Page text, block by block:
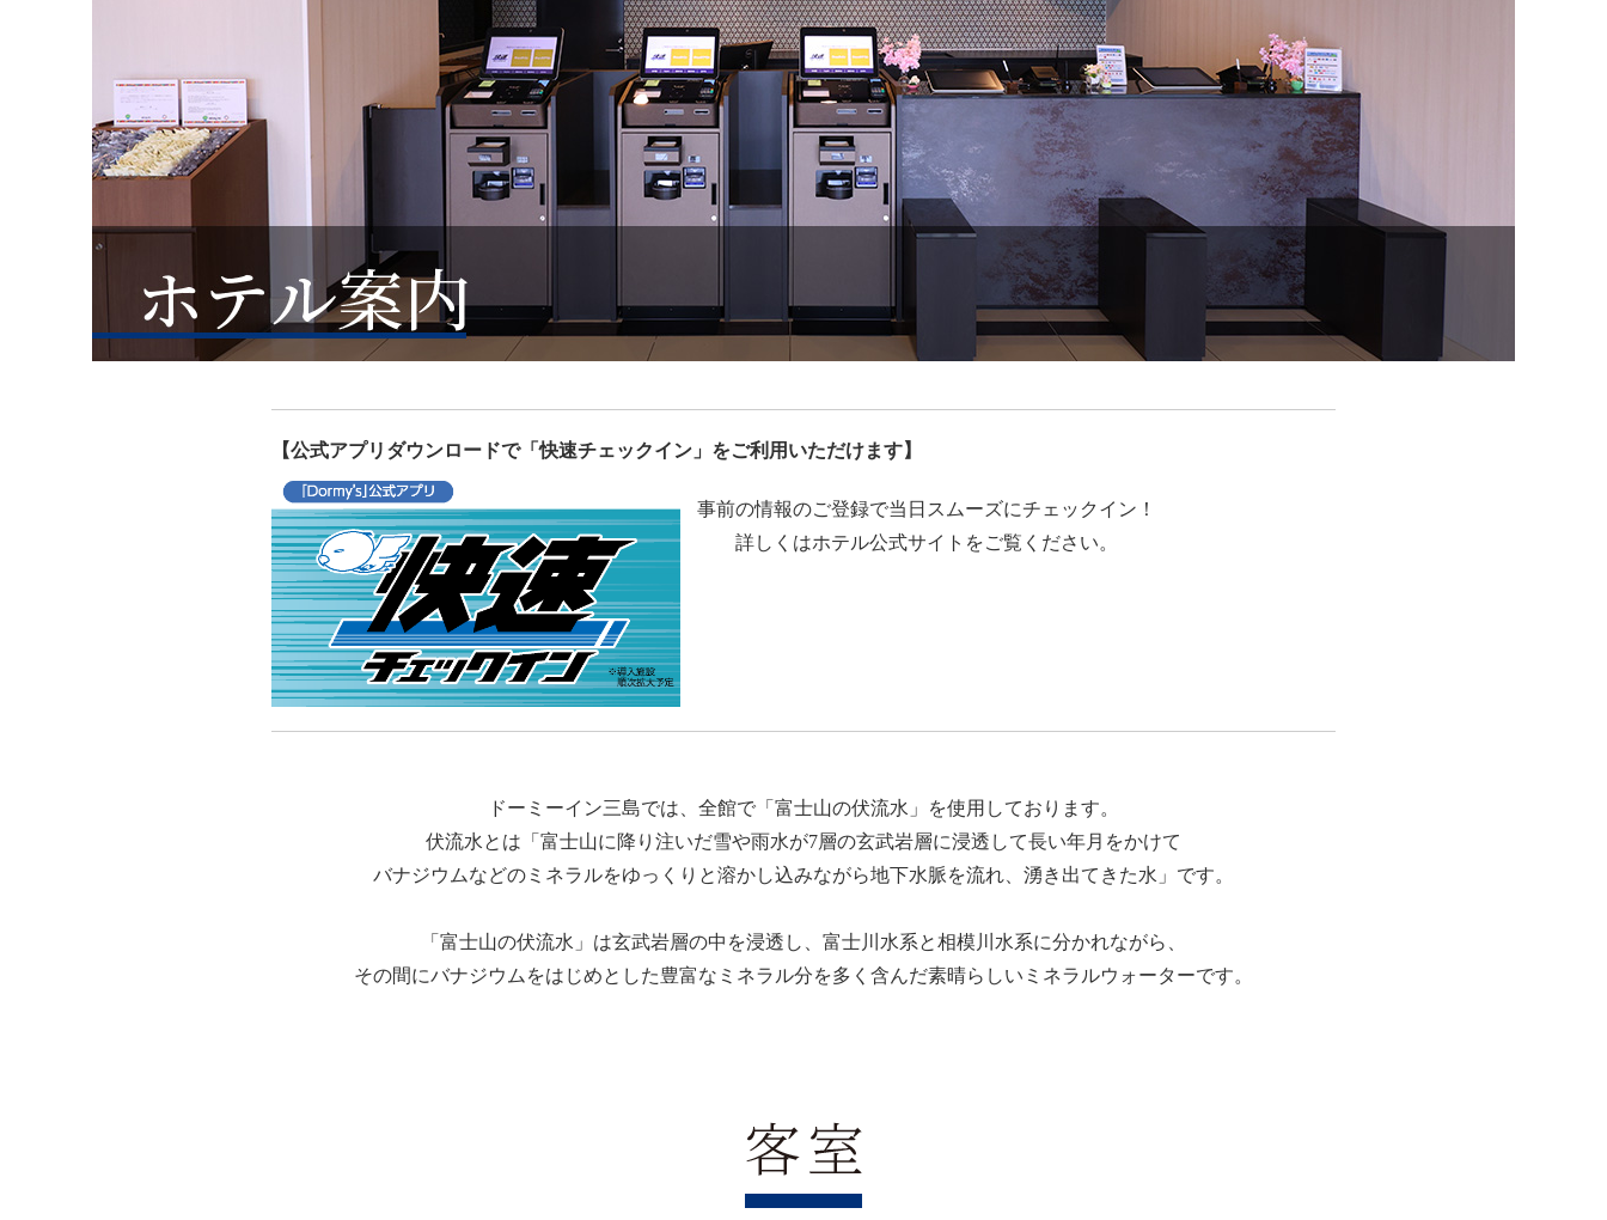
【公式アプリダウンロードで「快速チェックイン」をご利用いただけます】
事前の情報のご登録で当日スムーズにチェックイン！
詳しくはホテル公式サイトをご覧ください。
ドーミーイン三島では、全館で「富士山の伏流水」を使用しております。
伏流水とは「富士山に降り注いだ雪や雨水が7層の玄武岩層に浸透して長い年月をかけて
バナジウムなどのミネラルをゆっくりと溶かし込みながら地下水脈を流れ、湧き出てきた水」です。
「富士山の伏流水」は玄武岩層の中を浸透し、富士川水系と相模川水系に分かれながら、
その間にバナジウムをはじめとした豊富なミネラル分を多く含んだ素晴らしいミネラルウォーターです。